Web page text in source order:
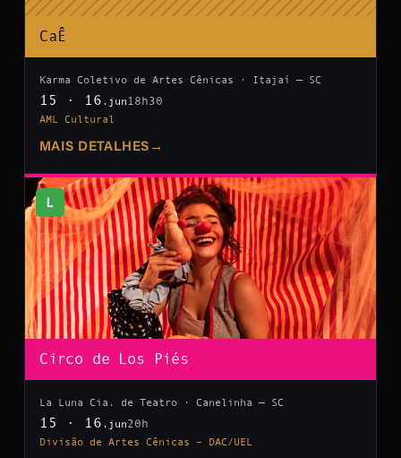
CaÊ
Karma Coletivo de Artes Cênicas · Itajaí — SC
15 · 16 .jun 18h30
AML Cultural
MAIS DETALHES →
L
Circo de Los Piés
La Luna Cia. de Teatro · Canelinha — SC
15 · 16 .jun20h
Divisão de Artes Cênicas – DAC/UEL